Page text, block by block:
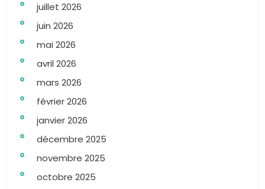
juillet 2026
juin 2026
mai 2026
avril 2026
mars 2026
février 2026
janvier 2026
décembre 2025
novembre 2025
octobre 2025